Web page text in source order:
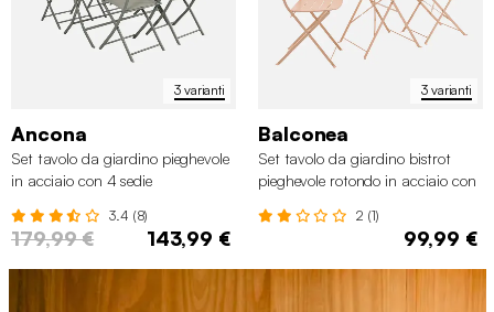
3 varianti
Ancona
Set tavolo da giardino pieghevole
in acciaio con 4 sedie
3.4 (8)
179,99 € 143,99 €
3 varianti
Balconea
Set tavolo da giardino bistrot
pieghevole rotondo in acciaio con
2 (1)
99,99 €